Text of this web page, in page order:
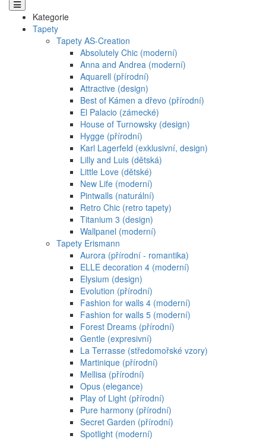
Kategorie
Tapety
Tapety AS-Creation
Absolutely Chic (moderní)
Anna and Andrea (moderní)
Aquarell (přírodní)
Attractive (design)
Best of Kámen a dřevo (přírodní)
El Palacio (zámecké)
House of Turnowsky (design)
Hygge (přírodní)
Karl Lagerfeld (exklusivní, design)
Lilly and Luis (dětská)
Little Love (dětské)
New Life (moderní)
Pintwalls (naturální)
Retro Chic (retro tapety)
Titanium 3 (design)
Wallpanel (moderní)
Tapety Erismann
Aurora (přírodní - romantika)
ELLE decoration 4 (moderní)
Elysium (design)
Evolution (přírodní)
Fashion for walls 4 (moderní)
Fashion for walls 5 (moderní)
Forest Dreams (přírodní)
Gentle (expresivní)
La Terrasse (středomořské vzory)
Martinique (přírodní)
Mellisa (přírodní)
Opus (elegance)
Play of Light (přírodní)
Pure harmony (přírodní)
Secret Garden (přírodní)
Spotlight (moderní)